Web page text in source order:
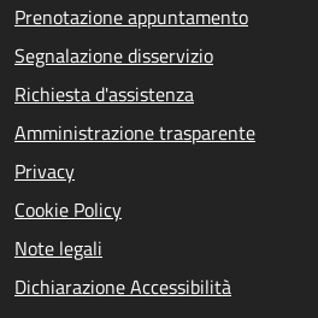
Prenotazione appuntamento
Segnalazione disservizio
Richiesta d'assistenza
Amministrazione trasparente
Privacy
Cookie Policy
Note legali
Dichiarazione Accessibilità